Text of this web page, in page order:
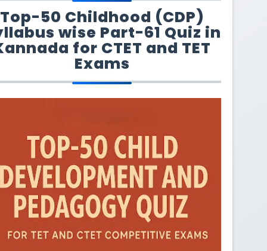
Top-50 Childhood (CDP)
wise Part-61 Quiz in
for CTET and TET
Exams